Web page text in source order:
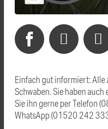
Einfach gut informiert: Alle
Schwaben. Sie haben auch
Sie ihn gerne per Telefon
WhatsApp (01520 242